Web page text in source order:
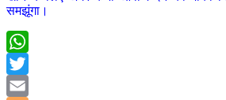
समझूंगा।
WhatsApp
Twitter